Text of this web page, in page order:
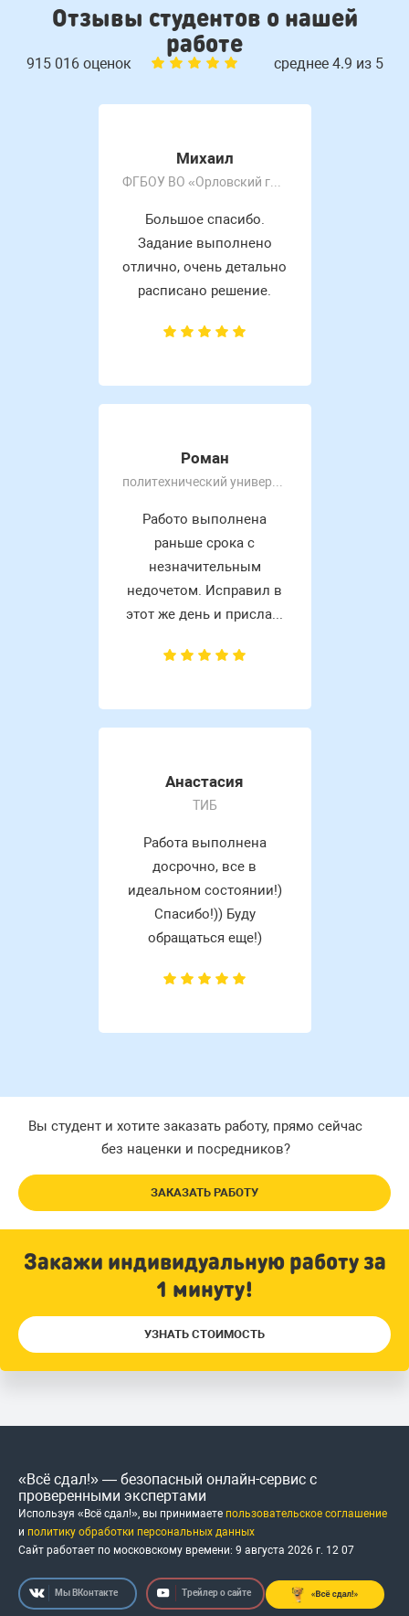
Отзывы студентов о нашей
работе
915 016 оценок среднее 4.9 из 5
Михаил
ФГБОУ ВО «Орловский государственный университет имени И.С. Тургенева»
Большое спасибо.
Задание выполнено
отлично, очень детально
расписано решение.
Роман
Работо выполнена
раньше срока с
незначительным
недочетом. Исправил в
этот же день и присла...
Анастасия
ТИБ
Работа выполнена
досрочно, все в
идеальном состоянии!)
Спасибо!)) Буду
обращаться еще!)
Вы студент и хотите заказать работу, прямо сейчас
без наценки и посредников?
ЗАКАЗАТЬ РАБОТУ
Закажи индивидуальную работу за
1 минуту!
УЗНАТЬ СТОИМОСТЬ
«Всё сдал!» — безопасный онлайн-сервис с
проверенными экспертами
Используя «Всё сдал!», вы принимаете пользовательское соглашение
и политику обработки персональных данных
Сайт работает по московскому времени: 9 августа 2026 г. 12 07
Мы ВКонтакте Трейлер о сайте